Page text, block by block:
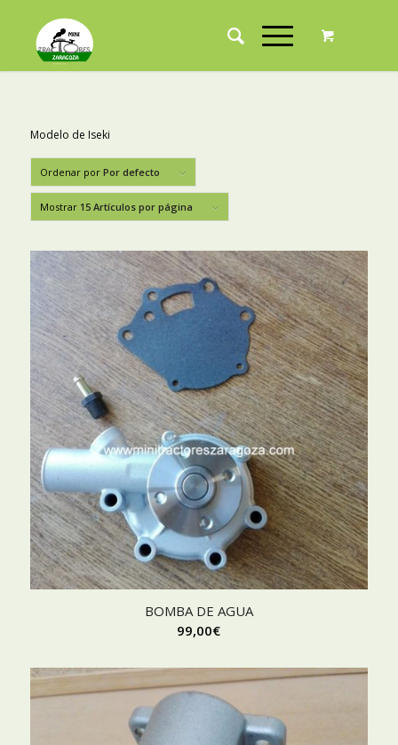
Modelo de Iseki
Ordenar por Por defecto
Mostrar 15 Artículos por página
BOMBA DE AGUA
99,00€